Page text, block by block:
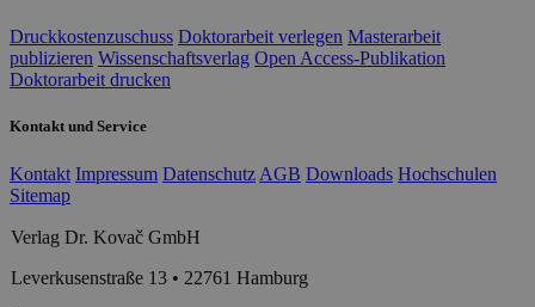
Druckkostenzuschuss Doktorarbeit verlegen Masterarbeit
publizieren Wissenschaftsverlag Open Access-Publikation
Doktorarbeit drucken
Kontakt und Service
Kontakt Impressum Datenschutz AGB Downloads Hochschulen
Sitemap
Verlag Dr. Kovač GmbH
Leverkusenstraße 13 • 22761 Hamburg